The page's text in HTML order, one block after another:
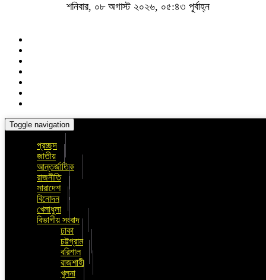
শনিবার, ০৮ অগাস্ট ২০২৬, ০৫:৪৩ পূর্বাহ্ন
Toggle navigation
প্রচ্ছদ
জাতীয়
আন্তর্জাতিক
রাজনীতি
সারাদেশ
বিনোদন
খেলাধুলা
বিভাগীয় সংবাদ
ঢাকা
চট্টগ্রাম
বরিশাল
রাজশাহী
খুলনা